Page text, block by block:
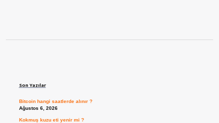
Son Yazılar
Bitcoin hangi saatlerde alınır ?
Ağustos 6, 2026
Kokmuş kuzu eti yenir mi ?